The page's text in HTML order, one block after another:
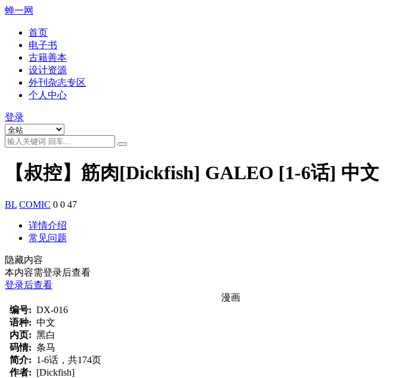
蝉一网
首页
电子书
古籍善本
设计资源
外刊杂志专区
个人中心
登录
【叔控】筋肉[Dickfish] GALEO [1-6话] 中文
BL COMIC 0 0 47
详情介绍
常见问题
隐藏内容
本内容需登录后查看
登录后查看
漫画
编号: DX-016
语种: 中文
内页: 黑白
码情: 条马
简介: 1-6话，共174页
作者: [Dickfish]